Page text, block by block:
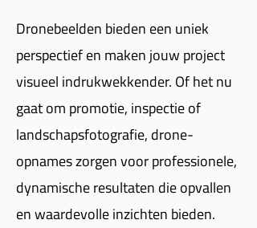
Dronebeelden bieden een uniek
perspectief en maken jouw project
visueel indrukwekkender. Of het nu
gaat om promotie, inspectie of
landschapsfotografie, drone-
opnames zorgen voor professionele,
dynamische resultaten die opvallen
en waardevolle inzichten bieden.